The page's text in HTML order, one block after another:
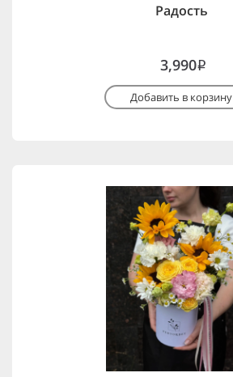
Радость
3,990i
Добавить в корзину